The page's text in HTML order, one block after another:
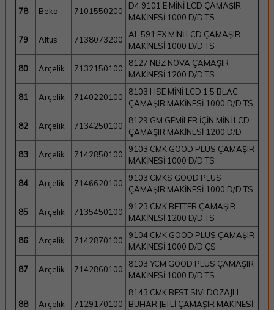
78 Beko 7101550200
D4 9101 E MİNİ LCD ÇAMAŞIR
MAKİNESİ 1000 D/D TS
79 Altus 7138073200
AL 591 EX MİNİ LCD ÇAMAŞIR
MAKİNESİ 1000 D/D TS
80 Arçelik 7132150100
8127 NBZ NOVA ÇAMAŞIR
MAKİNESİ 1200 D/D TS
81 Arçelik 7140220100
8103 HSE MİNİ LCD 1,5 BLAC
ÇAMAŞIR MAKİNESİ 1000 D/D TS
82 Arçelik 7134250100
8129 GM GEMİLER İÇİN MİNİ LCD
ÇAMAŞIR MAKİNESİ 1200 D/D
83 Arçelik 7142850100
9103 CMK GOOD PLUS ÇAMAŞIR
MAKİNESİ 1000 D/D TS
84 Arçelik 7146620100
9103 CMKS GOOD PLUS
ÇAMAŞIR MAKİNESİ 1000 D/D TS
85 Arçelik 7135450100
9123 CMK BETTER ÇAMAŞIR
MAKİNESİ 1200 D/D TS
86 Arçelik 7142870100
9104 CMK GOOD PLUS ÇAMAŞIR
MAKİNESİ 1000 D/D ÇS
87 Arçelik 7142860100
8103 YCM GOOD PLUS ÇAMAŞIR
MAKİNESİ 1000 D/D TS
88 Arçelik 7129170100
8143 CMK BEST SIVI DOZAJLI
BUHAR JETLİ ÇAMAŞIR MAKİNESİ